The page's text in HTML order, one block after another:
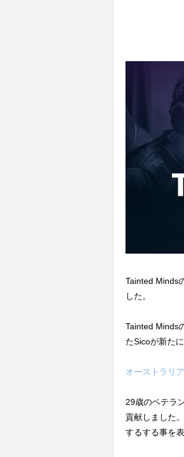
Tainted Minds
した。
Tainted Minds
たSicoが新た
オーストラリ
29歳のベテラ
貢献しました
するする事を